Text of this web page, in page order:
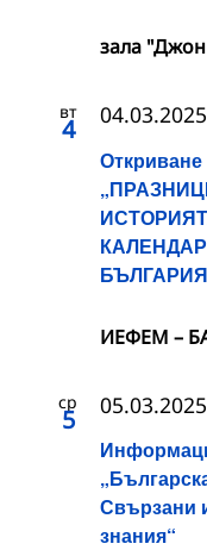
зала
вт
4
БЪЛГАРИЯ
ИЕФЕМ –
ср
5
Свързани
знания“